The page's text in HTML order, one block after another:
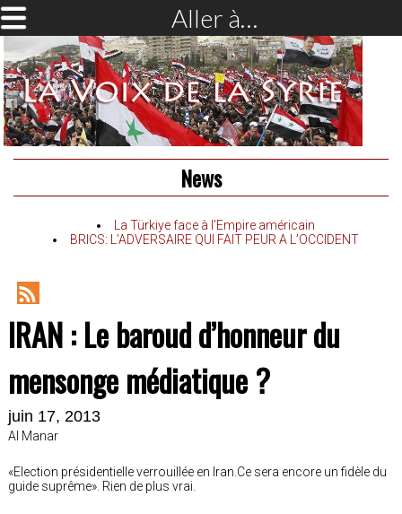
Aller à…
News
La Türkiye face à l’Empire américain
BRICS: L’ADVERSAIRE QUI FAIT PEUR A L’OCCIDENT
RSS
Feed
IRAN : Le baroud d’honneur du
mensonge médiatique ?
juin 17, 2013
Al Manar
«Election présidentielle verrouillée en Iran.Ce sera encore un fidèle du
guide suprême». Rien de plus vrai.